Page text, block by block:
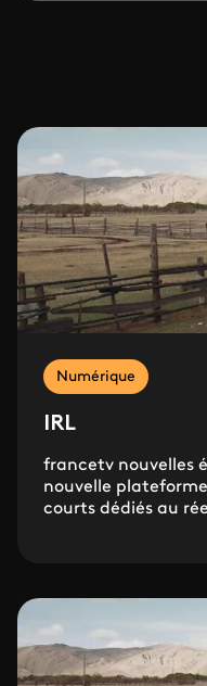
Numérique
IRL
francetv nouvelles
nouvelle
courts dédiés au